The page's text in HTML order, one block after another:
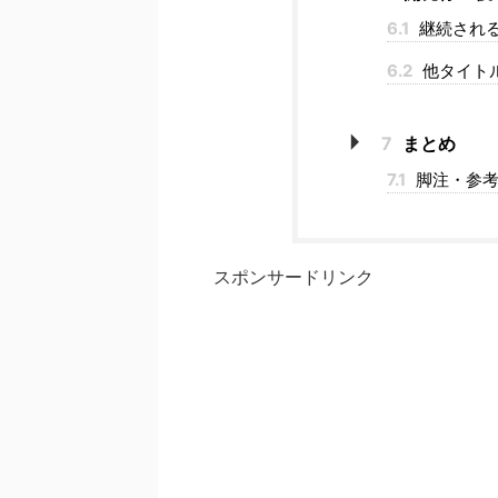
6.1 継続され
6.2 他タイト
7 まとめ
7.1 脚注・参
スポンサードリンク